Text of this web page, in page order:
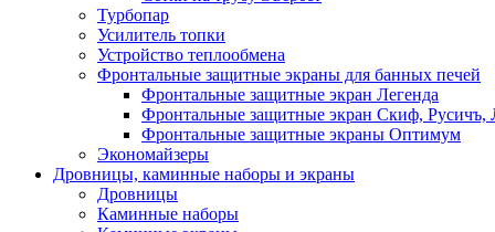
Турбопар
Усилитель топки
Устройство теплообмена
Фронтальные защитные экраны для банных печей
Фронтальные защитные экран Легенда
Фронтальные защитные экран Скиф, Русичъ,
Фронтальные защитные экраны Оптимум
Экономайзеры
Дровницы, каминные наборы и экраны
Дровницы
Каминные наборы